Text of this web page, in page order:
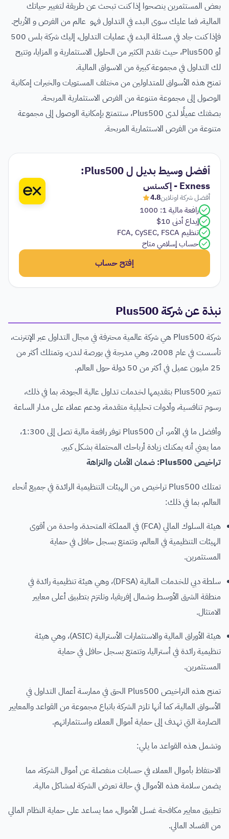
بعض المستثمرين ينصحوا إذا كنت تبحث عن طريقة لتغيير حياتك
المالية، فما عليك سوى البدء في التداول فهو عالم من الفرص و الأرباح.
فإذا كنت جاد في مسئلة البدء في عمليات التداول، إليك شركة بلس 500
أو Plus500، حيث تقدم الكثير من الحلول الاستثمارية و المزايا، وتتيح
لك التداول في مجموعة كبيرة من الاسواق المالية.
تمنح هذه الأسواق للمتداولين من مختلف المستويات والخبرات إمكانية
الوصول إلى مجموعة متنوعة من الفرص الاستثمارية المربحة.
بصفتك عميلًا لدى Plus500، ستتمتع بإمكانية الوصول إلى مجموعة
متنوعة من الفرص الاستثمارية المربحة.
أفضل وسيط بديل ل Plus500:
Exness - إكسنس
أفضل شركة اونلاين4.8
رافعة مالية 1: 1000
إيداع أدنى 10$
تنظيم FCA, CySEC, FSCA
حساب إسلامي متاح
إفتح حساب
نبذة عن شركة Plus500
شركة Plus500 هي شركة عالمية محترفة في مجال التداول عبر الإنترنت،
تأسست في عام 2008، وهي مدرجة في بورصة لندن، وتمتلك أكثر من
25 مليون عميل في أكثر من 50 دولة حول العالم.
تتميز Plus500 بتقديمها لخدمات تداول عالية الجودة، بما في ذلك،
رسوم تنافسية، وأدوات تحليلية متقدمة، ودعم عملاء على مدار الساعة
وأفضل ما في الأمر، أن Plus500 توفر رافعة مالية تصل إلى 1:300،
مما يعني أنه يمكنك زيادة أرباحك المحتملة بشكل كبير.
تراخيص Plus500: ضمان الأمان والنزاهة
تمتلك Plus500 تراخيص من الهيئات التنظيمية الرائدة في جميع أنحاء
العالم، بما في ذلك:
هيئة السلوك المالي (FCA) في المملكة المتحدة، واحدة من أقوى
الهيئات التنظيمية في العالم، وتتمتع بسجل حافل في حماية
المستثمرين.
سلطة دبي للخدمات المالية (DFSA)، وهي هيئة تنظيمية رائدة في
منطقة الشرق الأوسط وشمال إفريقيا، وتلتزم بتطبيق أعلى معايير
الامتثال.
هيئة الأوراق المالية والاستثمارات الأسترالية (ASIC)، وهي هيئة
تنظيمية رائدة في أستراليا، وتتمتع بسجل حافل في حماية
المستثمرين.
تمنح هذه التراخيص Plus500 الحق في ممارسة أعمال التداول في
الأسواق المالية، كما أنها تلزم الشركة باتباع مجموعة من القواعد والمعايير
الصارمة التي تهدف إلى حماية أموال العملاء واستثماراتهم.
وتشمل هذه القواعد ما يلي:
الاحتفاظ بأموال العملاء في حسابات منفصلة عن أموال الشركة، مما
يضمن سلامة هذه الأموال في حالة تعرض الشركة لمشاكل مالية.
تطبيق معايير مكافحة غسل الأموال، مما يساعد على حماية النظام المالي
من الفساد المالي.